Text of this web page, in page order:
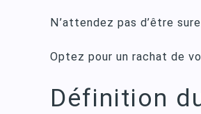
N’attendez pas d’être
Optez pour un rachat de
Définition